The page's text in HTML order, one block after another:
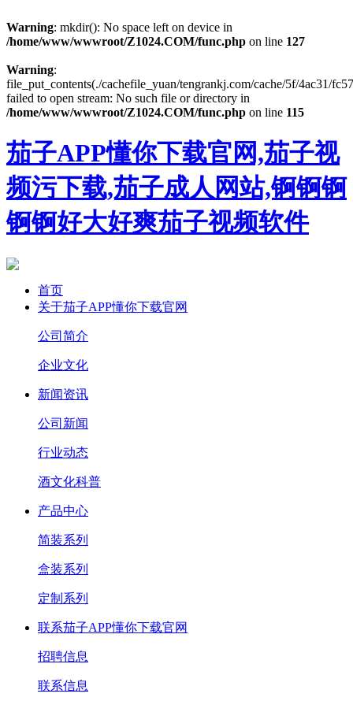
Warning: mkdir(): No space left on device in
/home/www/wwwroot/Z1024.COM/func.php on line 127
Warning:
file_put_contents(./cachefile_yuan/tengrankj.com/cache/5f/4ac31/
failed to open stream: No such file or directory in
/home/www/wwwroot/Z1024.COM/func.php on line 115
茄子APP懂你下载官网,茄子视
频污下载,茄子成人网站,锕锕锕
锕锕好大好爽茄子视频软件
首页
关于茄子APP懂你下载官网
公司简介
企业文化
新闻资讯
公司新闻
行业动态
酒文化科普
产品中心
简装系列
盒装系列
定制系列
联系茄子APP懂你下载官网
招聘信息
联系信息